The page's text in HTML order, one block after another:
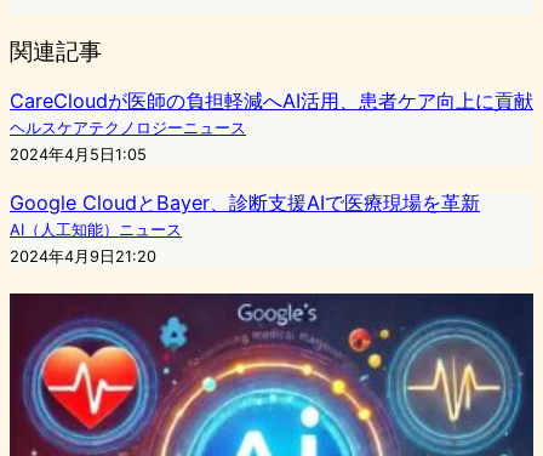
関連記事
CareCloudが医師の負担軽減へAI活用、患者ケア向上に貢献
ヘルスケアテクノロジーニュース
2024年4月5日1:05
Google CloudとBayer、診断支援AIで医療現場を革新
AI（人工知能）ニュース
2024年4月9日21:20